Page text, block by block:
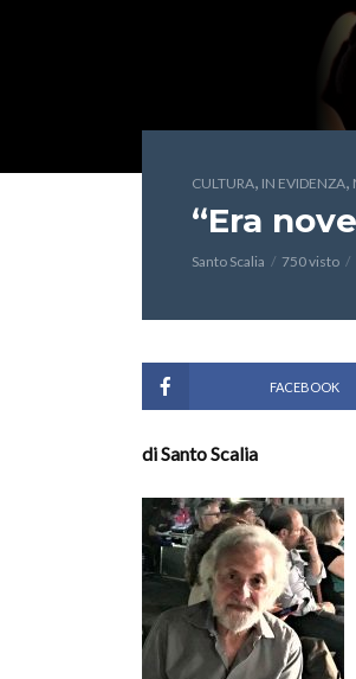
CULTURA, IN EVIDENZA,
“Era
Santo Scalia 750 visto
FACEBOOK
di Santo Scalia